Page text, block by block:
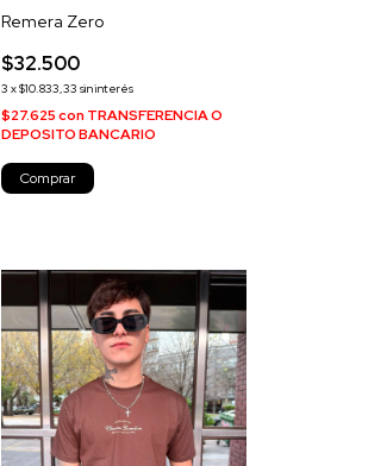
Remera Zero
$32.500
3 x$10.833,33 sin interés
$27.625con TRANSFERENCIA O
DEPOSITO BANCARIO
Comprar